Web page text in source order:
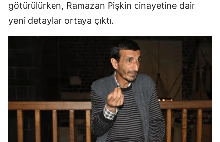
götürülürken, Ramazan Pişkin cinayetine dair
yeni detaylar ortaya çıktı.